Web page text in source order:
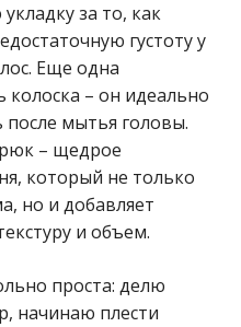
за то, как
густоту у
Еще одна
– он идеально
мытья головы.
– щедрое
который не только
но и добавляет
и объем.
проста: делю
начинаю плести